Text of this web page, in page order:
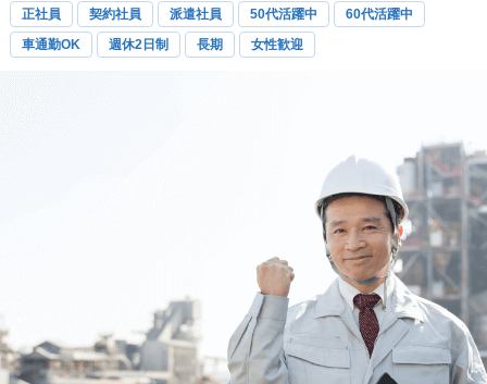
正社員 契約社員 派遣社員 50代活躍中
60代活躍中
車通勤OK
週休2日制 長期 女性歓迎